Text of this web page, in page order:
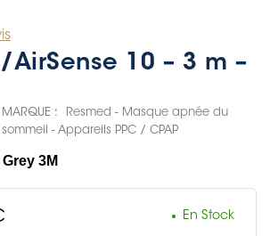
AirSense 10 – 3 m –
MARQUE :
Resmed - Masque apnée du
sommeil - Appareils PPC / CPAP
3M
En Stock